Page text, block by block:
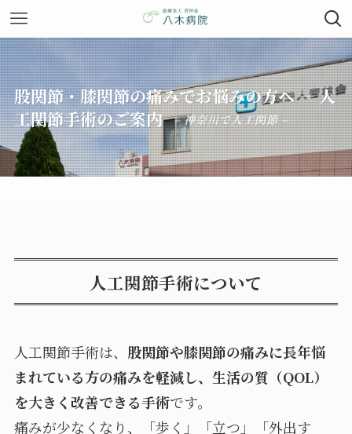
股関節・膝関節の痛みでお悩みの方へ ― 人
工関節手術のご案内
– 神奈川で人工関節 –
人工関節手術について
人工関節手術は、 股関節や膝関節の痛みに長年悩
まれている方の痛みを軽減し、生活の質（QOL）
を大きく改善できる手術です。
痛みが少なくなり、「歩く」「立つ」「外出す